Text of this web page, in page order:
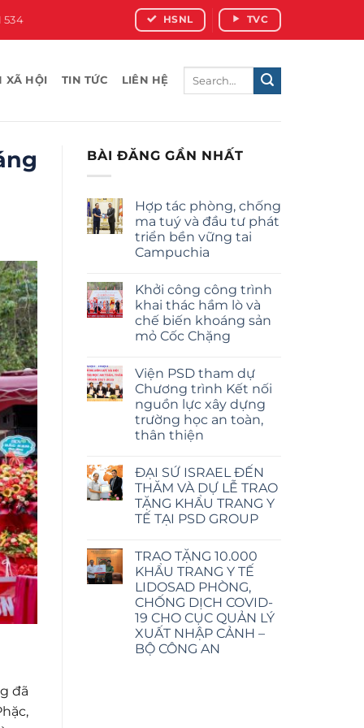
534 HSNL TVC
XÃ HỘI TIN TỨC LIÊN HỆ
đã
BÀI ĐĂNG GẦN NHẤT
Hợp tác phòng, chống
ma tuý và đầu tư phát
triển bền vững tai
Campuchia
bình
luận
ở
Hợp
tác
phòng,
tuý
và
đầu
tư
phát
triển
bền
Campuchia
Khởi công công trình
khai thác hầm lò và
chế biến khoáng sản
mỏ Cốc Chặng
bình
luận
ở
Khởi
công
công
trình
hầm
lò
chế
biến
khoáng
Cốc
Chặng
Viện PSD tham dự
Chương trình Kết nối
nguồn lực xây dựng
trường học an toàn,
thân thiện
bình
luận
ở
Viện
PSD
tham
trình
Kết
nối
nguồn
lực
xây
dựng
trường
học
an
ĐẠI SỨ ISRAEL ĐẾN
THĂM VÀ DỰ LỄ TRAO
TẶNG KHẨU TRANG Y
TẾ TẠI PSD GROUP
bình
luận
ở
ĐẠI
SỨ
ISRAEL
ĐẾN
THĂM
VÀ
DỰ
TRAO TẶNG 10.000
KHẨU TRANG Y TẾ
LIDOSAD PHÒNG,
CHỐNG DỊCH COVID-
19 CHO CỤC QUẢN LÝ
XUẤT NHẬP CẢNH –
BỘ CÔNG AN